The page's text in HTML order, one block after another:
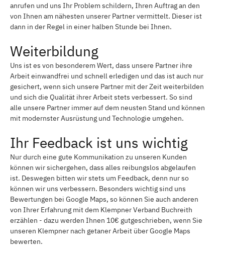
anrufen und uns Ihr Problem schildern, Ihren Auftrag an den
von Ihnen am nähesten unserer Partner vermittelt. Dieser ist
dann in der Regel in einer halben Stunde bei Ihnen.
Weiterbildung
Uns ist es von besonderem Wert, dass unsere Partner ihre
Arbeit einwandfrei und schnell erledigen und das ist auch nur
gesichert, wenn sich unsere Partner mit der Zeit weiterbilden
und sich die Qualität ihrer Arbeit stets verbessert. So sind
alle unsere Partner immer auf dem neusten Stand und können
mit modernster Ausrüstung und Technologie umgehen.
Ihr Feedback ist uns wichtig
Nur durch eine gute Kommunikation zu unseren Kunden
können wir sichergehen, dass alles reibungslos abgelaufen
ist. Deswegen bitten wir stets um Feedback, denn nur so
können wir uns verbessern. Besonders wichtig sind uns
Bewertungen bei Google Maps, so können Sie auch anderen
von Ihrer Erfahrung mit dem Klempner Verband Buchreith
erzählen - dazu werden Ihnen 10€ gutgeschrieben, wenn Sie
unseren Klempner nach getaner Arbeit über Google Maps
bewerten.